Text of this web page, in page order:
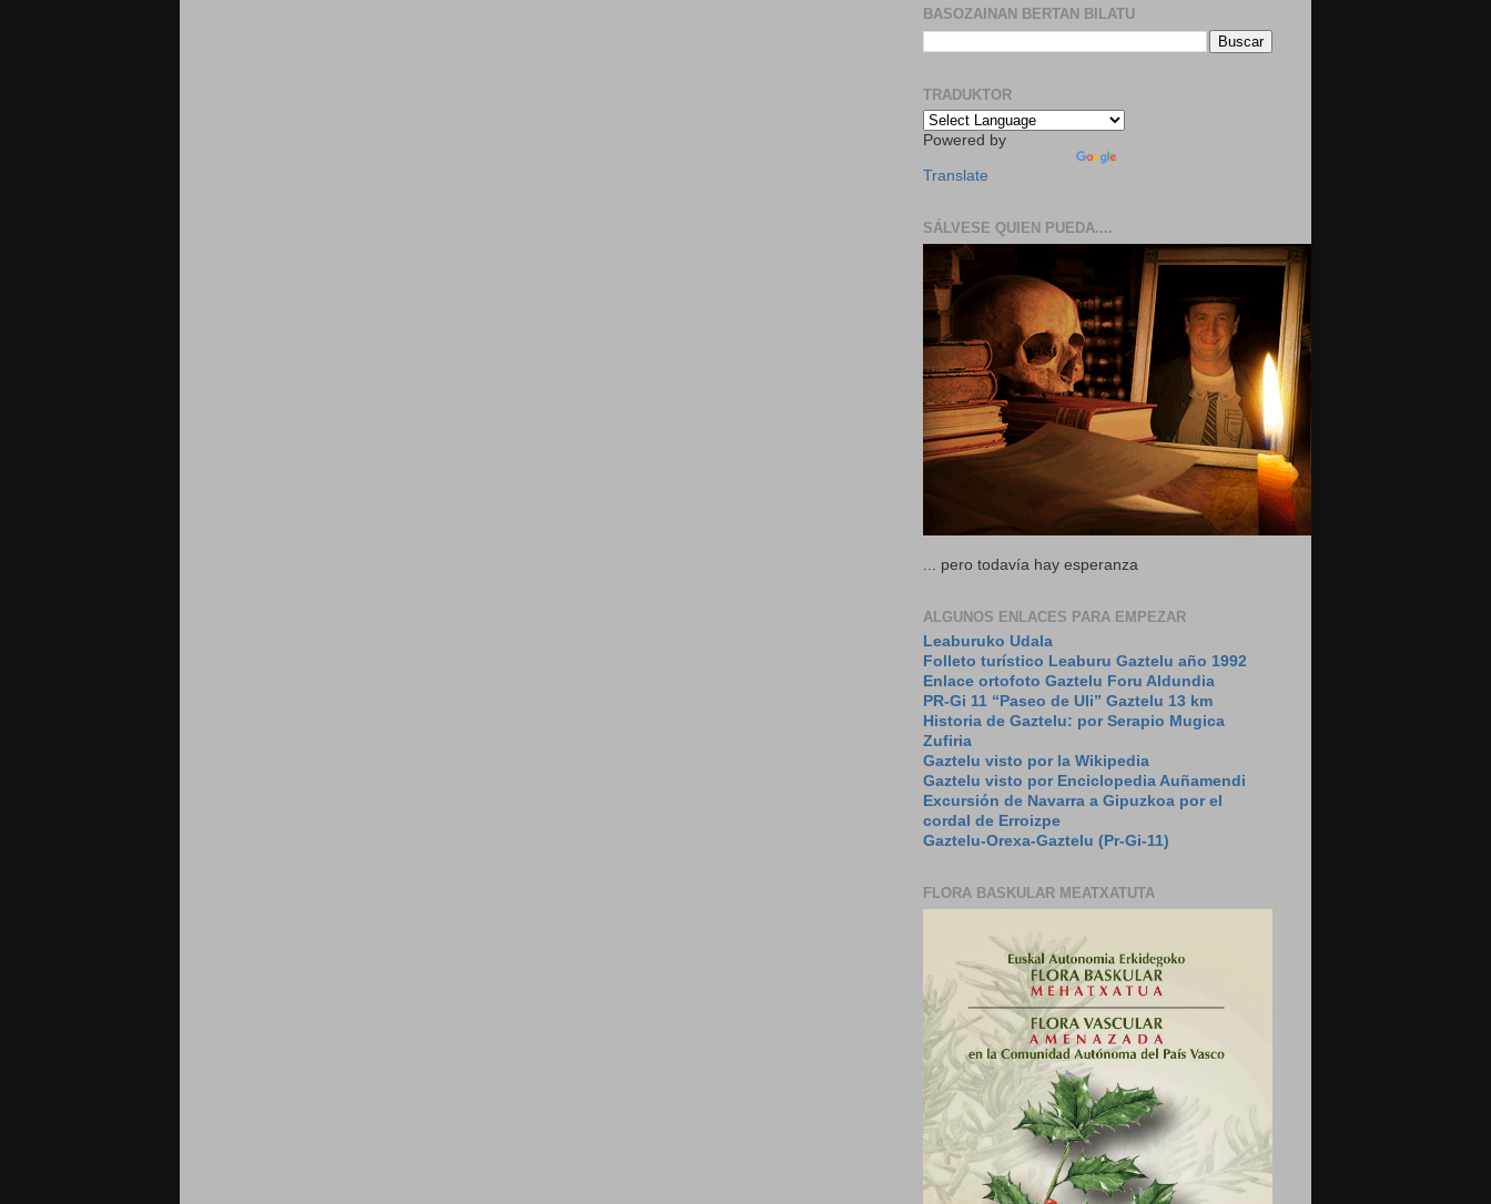
BASOZAINAN BERTAN BILATU
TRADUKTOR
Powered by
Translate
SÁLVESE QUIEN PUEDA....
... pero todavía hay esperanza
ALGUNOS ENLACES PARA EMPEZAR
Leaburuko Udala
Folleto turístico Leaburu Gaztelu año 1992
Enlace ortofoto Gaztelu Foru Aldundia
PR-Gi 11 “Paseo de Uli” Gaztelu 13 km
Historia de Gaztelu: por Serapio Mugica
Zufiria
Gaztelu visto por la Wikipedia
Gaztelu visto por Enciclopedia Auñamendi
Excursión de Navarra a Gipuzkoa por el
cordal de Erroizpe
Gaztelu-Orexa-Gaztelu (Pr-Gi-11)
FLORA BASKULAR MEATXATUTA